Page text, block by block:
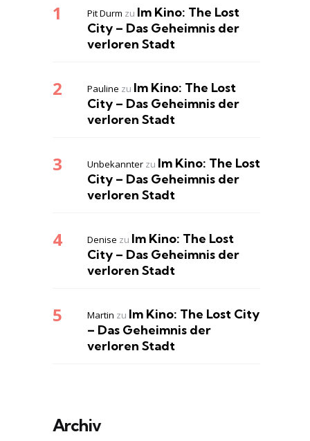
Pit Durm zu Im Kino: The Lost
City – Das Geheimnis der
verloren Stadt
Pauline zu Im Kino: The Lost
City – Das Geheimnis der
verloren Stadt
Unbekannter zu Im Kino: The Lost
City – Das Geheimnis der
verloren Stadt
Denise zu Im Kino: The Lost
City – Das Geheimnis der
verloren Stadt
Martin zu Im Kino: The Lost City
– Das Geheimnis der
verloren Stadt
Archiv